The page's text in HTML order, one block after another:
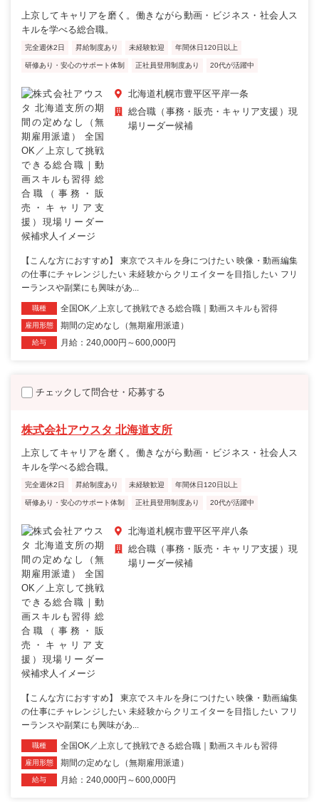
上京してキャリアを磨く。働きながら動画・ビジネス・社会人ス
キルを学べる総合職。
完全週休2日 昇給制度あり 未経験歓迎 年間休日120日以上
研修あり・安心のサポート体制 正社員登用制度あり 20代が活躍中
北海道札幌市豊平区平岸一条
総合職（事務・販売・キャリア支援）現
場リーダー候補
【こんな方におすすめ】 東京でスキルを身につけたい 映像・動画編集
の仕事にチャレンジしたい 未経験からクリエイターを目指したい フリ
ーランスや副業にも興味があ...
職種 全国OK／上京して挑戦できる総合職｜動画スキルも習得
雇用形態 期間の定めなし（無期雇用派遣）
給与 月給：240,000円～600,000円
チェックして問合せ・応募する
株式会社アウスタ 北海道支所
上京してキャリアを磨く。働きながら動画・ビジネス・社会人ス
キルを学べる総合職。
完全週休2日 昇給制度あり 未経験歓迎 年間休日120日以上
研修あり・安心のサポート体制 正社員登用制度あり 20代が活躍中
北海道札幌市豊平区平岸八条
総合職（事務・販売・キャリア支援）現
場リーダー候補
【こんな方におすすめ】 東京でスキルを身につけたい 映像・動画編集
の仕事にチャレンジしたい 未経験からクリエイターを目指したい フリ
ーランスや副業にも興味があ...
職種 全国OK／上京して挑戦できる総合職｜動画スキルも習得
雇用形態 期間の定めなし（無期雇用派遣）
給与 月給：240,000円～600,000円